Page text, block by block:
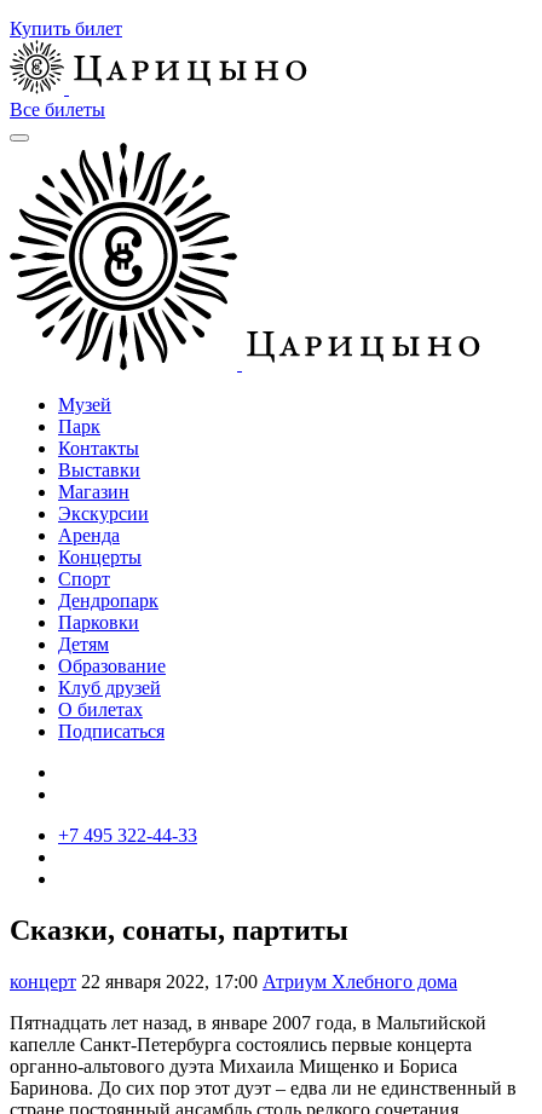
Купить билет
Все билеты
Музей
Парк
Контакты
Выставки
Магазин
Экскурсии
Аренда
Концерты
Спорт
Дендропарк
Парковки
Детям
Образование
Клуб друзей
О билетах
Подписаться
+7 495 322-44-33
Сказки, сонаты, партиты
концерт 22 января 2022, 17:00 Атриум Хлебного дома
Пятнадцать лет назад, в январе 2007 года, в Мальтийской
капелле Санкт-Петербурга состоялись первые концерта
органно-альтового дуэта Михаила Мищенко и Бориса
Баринова. До сих пор этот дуэт – едва ли не единственный в
стране постоянный ансамбль столь редкого сочетания